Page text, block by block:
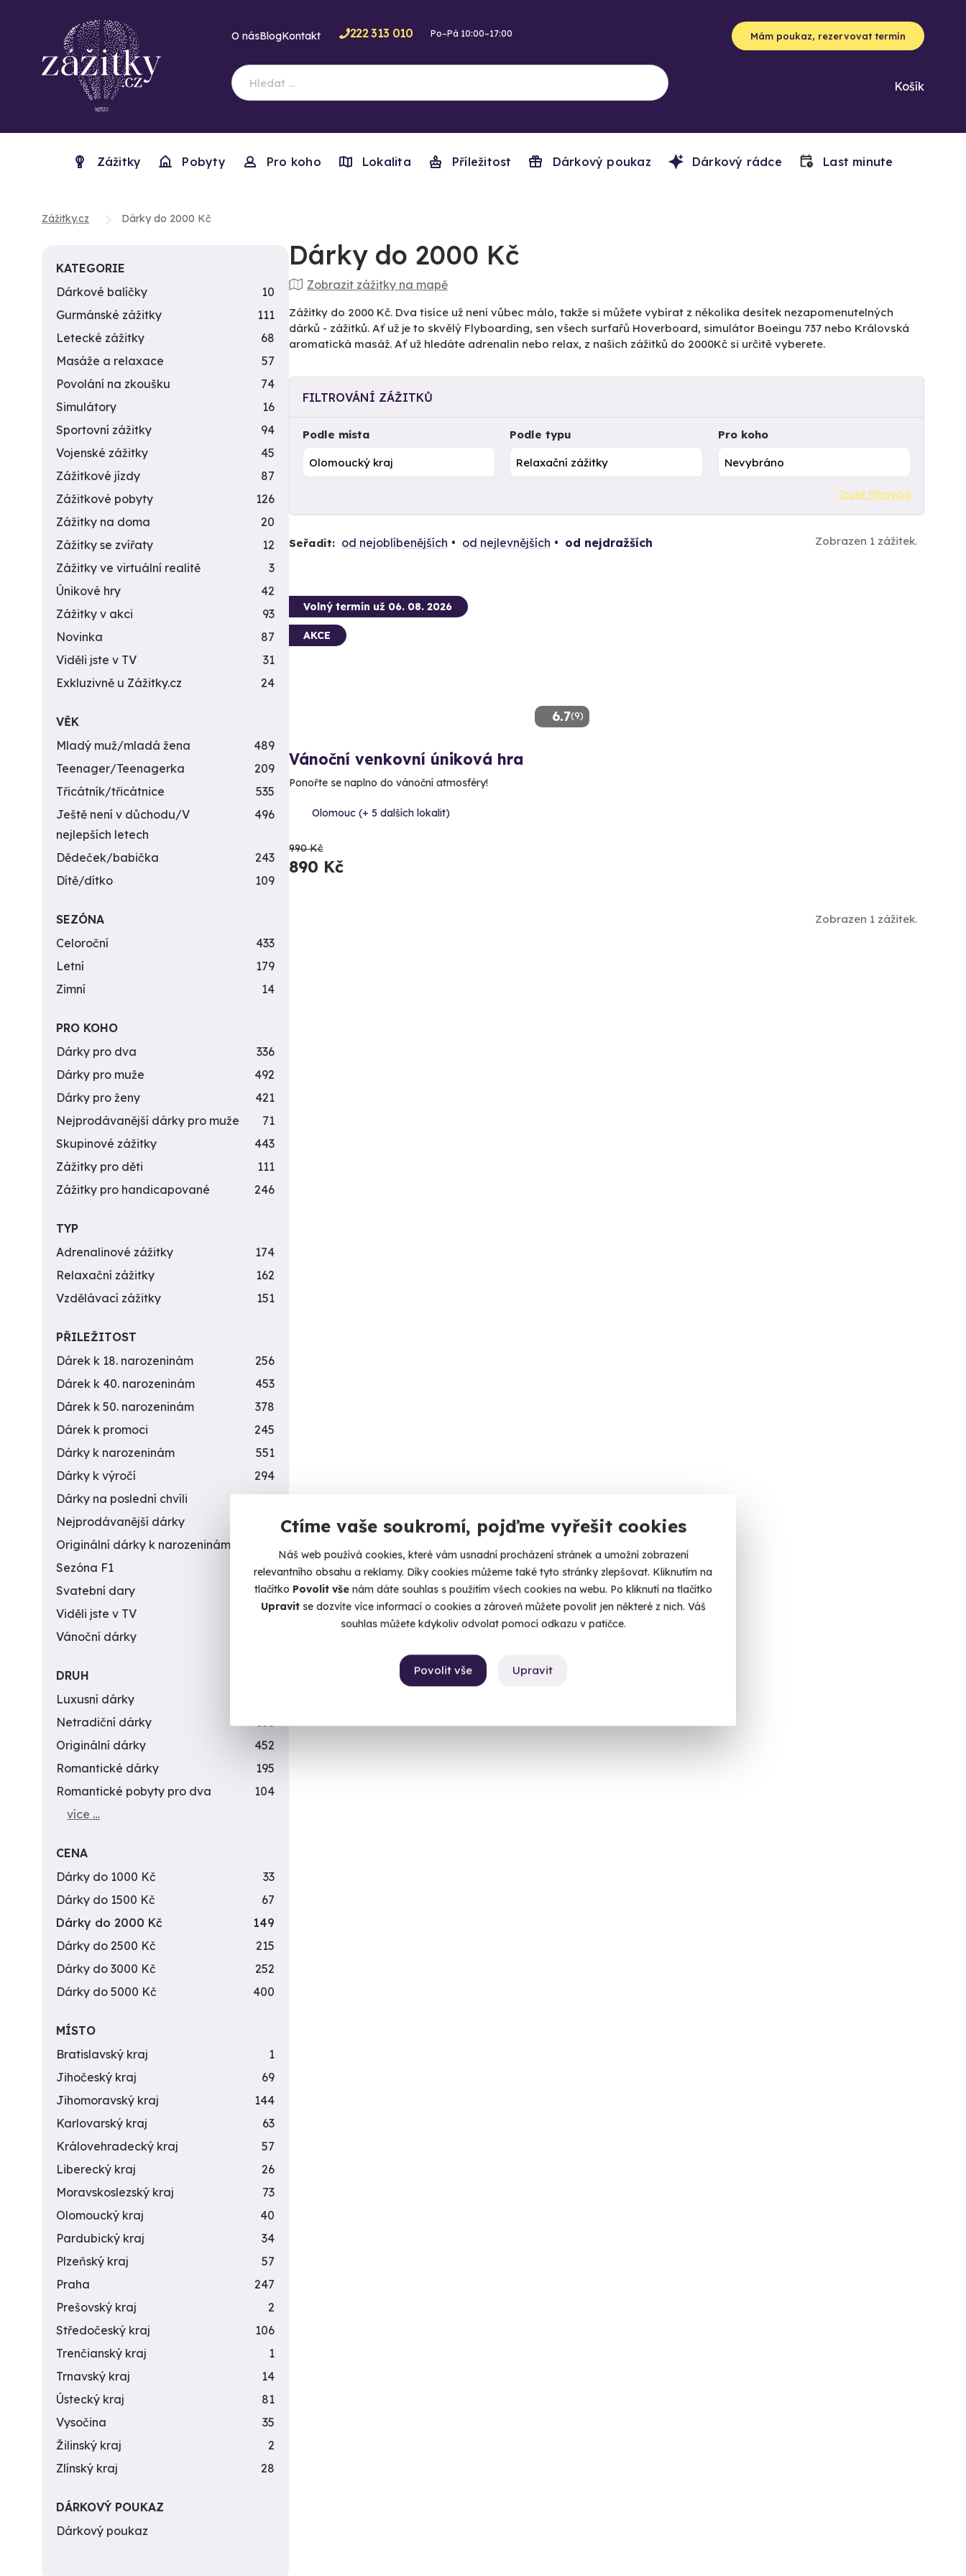
Ctíme vaše soukromí, pojďme vyřešit cookies
Náš web používá cookies, které vám usnadní procházení stránek a umožní zobrazení
relevantního obsahu a reklamy. Díky cookies můžeme také tyto stránky zlepšovat. Kliknutím na
tlačítko Povolit vše nám dáte souhlas s použitím všech cookies na webu. Po kliknutí na tlačítko
Upravitse dozvíte více informací o cookies a zároveň můžete povolit jen některé z nich. Váš
souhlas můžete kdykoliv odvolat pomocí odkazu v patičce.
Upravit
Povolit vše
O násBlogKontakt 222 313 010 Po–Pá 10:00–17:00 Mám poukaz, rezervovat termín
Košík
Zážitky Pobyty Pro koho Lokalita Příležitost Dárkový poukaz Dárkový rádce Last minute
Zážitky.cz Dárky do 2000 Kč
Dárky do 2000 Kč
Zobrazit zážitky na mapě
Zážitky do 2000 Kč. Dva tisíce už není vůbec málo, takže si můžete vybírat z několika desítek nezapomenutelných
dárků - zážitků. Ať už je to skvělý Flyboarding, sen všech surfařů Hoverboard, simulátor Boeingu 737 nebo Královská
aromatická masáž. Ať už hledáte adrenalin nebo relax, z našich zážitků do 2000Kč si určitě vyberete.
FILTROVÁNÍ ZÁŽITKŮ
Podle místa Podle typu Pro koho
Zrušit filtrování
Seřadit: od nejoblíbenějších od nejlevnějších od nejdražších Zobrazen 1 zážitek.
6.7(9)
Volný termín už 06. 08. 2026
AKCE
Vánoční venkovní úniková hra
Ponořte se naplno do vánoční atmosféry!
Olomouc (+ 5 dalších lokalit)
990 Kč
890 Kč
Zobrazen 1 zážitek.
KATEGORIE
Dárkové balíčky
10
Gurmánské zážitky
111
Letecké zážitky
68
Masáže a relaxace
57
Povolání na zkoušku
74
Simulátory
16
Sportovní zážitky
94
Vojenské zážitky
45
Zážitkové jízdy
87
Zážitkové pobyty
126
Zážitky na doma
20
Zážitky se zvířaty
12
Zážitky ve virtuální realitě
3
Únikové hry
42
Zážitky v akci
93
Novinka
87
Viděli jste v TV
31
Exkluzivně u Zážitky.cz
24
VĚK
Mladý muž/mladá žena
489
Teenager/Teenagerka
209
Třicátník/třicátnice
535
Ještě není v důchodu/V
nejlepších letech
496
Dědeček/babička
243
Dítě/dítko
109
SEZÓNA
Celoroční
433
Letní
179
Zimní
14
PRO KOHO
Dárky pro dva
336
Dárky pro muže
492
Dárky pro ženy
421
Nejprodávanější dárky pro muže
71
Skupinové zážitky
443
Zážitky pro děti
111
Zážitky pro handicapované
246
TYP
Adrenalinové zážitky
174
Relaxační zážitky
162
Vzdělávací zážitky
151
PŘILEŽITOST
Dárek k 18. narozeninám
256
Dárek k 40. narozeninám
453
Dárek k 50. narozeninám
378
Dárek k promoci
245
Dárky k narozeninám
551
Dárky k výročí
294
Dárky na poslední chvíli
450
Nejprodávanější dárky
Originální dárky k narozeninám
Sezóna F1
4
Svatební dary
196
Viděli jste v TV
31
Vánoční dárky
DRUH
Luxusní dárky
Netradiční dárky
353
Originální dárky
452
Romantické dárky
195
Romantické pobyty pro dva
104
více …
CENA
Dárky do 1000 Kč
33
Dárky do 1500 Kč
67
Dárky do 2000 Kč
149
Dárky do 2500 Kč
215
Dárky do 3000 Kč
252
Dárky do 5000 Kč
400
MÍSTO
Bratislavský kraj
1
Jihočeský kraj
69
Jihomoravský kraj
144
Karlovarský kraj
63
Královehradecký kraj
57
Liberecký kraj
26
Moravskoslezský kraj
73
Olomoucký kraj
40
Pardubický kraj
34
Plzeňský kraj
57
Praha
247
Prešovský kraj
2
Středočeský kraj
106
Trenčianský kraj
1
Trnavský kraj
14
Ústecký kraj
81
Vysočina
35
Žilinský kraj
2
Zlínský kraj
28
DÁRKOVÝ POUKAZ
Dárkový poukaz